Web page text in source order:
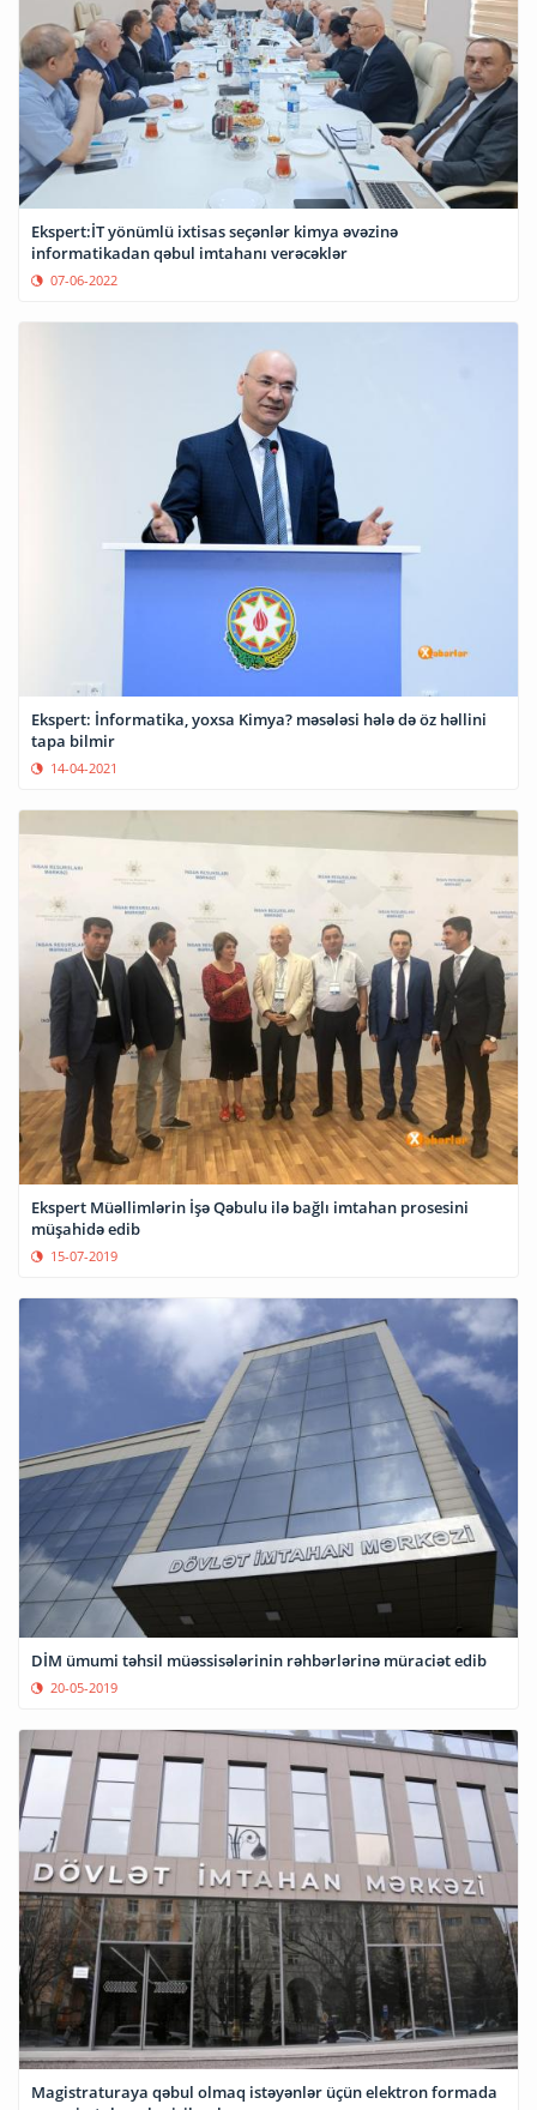
Ekspert:İT yönümlü ixtisas seçənlər kimya əvəzinə
informatikadan qəbul imtahanı verəcəklər
07-06-2022
Ekspert: İnformatika, yoxsa Kimya? məsələsi hələ də öz həllini
tapa bilmir
14-04-2021
Ekspert Müəllimlərin İşə Qəbulu ilə bağlı imtahan prosesini
müşahidə edib
15-07-2019
DİM ümumi təhsil müəssisələrinin rəhbərlərinə müraciət edib
20-05-2019
Magistraturaya qəbul olmaq istəyənlər üçün elektron formada